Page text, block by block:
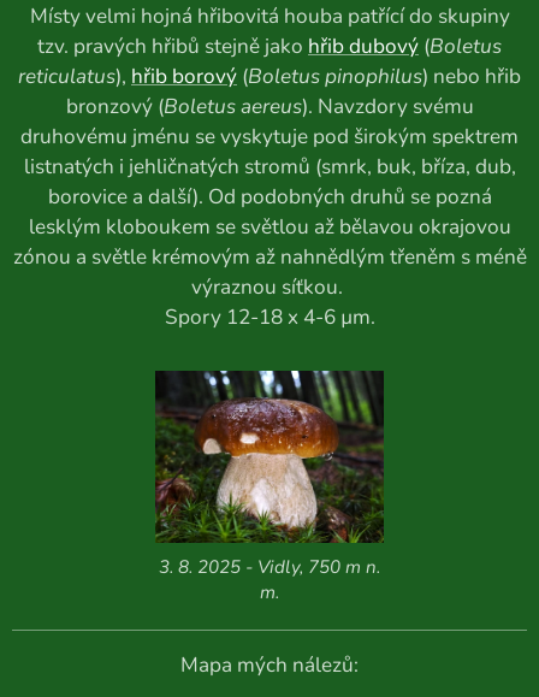
Místy velmi hojná hřibovitá houba patřící do skupiny
tzv. pravých hřibů stejně jako hřib dubový (Boletus
reticulatus), hřib borový (Boletus pinophilus) nebo hřib
bronzový (Boletus aereus). Navzdory svému
druhovému jménu se vyskytuje pod širokým spektrem
listnatých i jehličnatých stromů (smrk, buk, bříza, dub,
borovice a další). Od podobných druhů se pozná
lesklým kloboukem se světlou až bělavou okrajovou
zónou a světle krémovým až nahnědlým třeněm s méně
výraznou síťkou.
Spory 12-18 x 4-6 µm.
3. 8. 2025 - Vidly, 750 m n.
m.
Mapa mých nálezů: